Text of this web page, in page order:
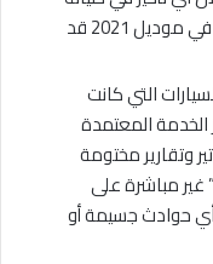
المحركات المتطورة أو الأنظمة الهيدروليكية في موديل 2021 قد
التي كانت
الخدمة المعتمدة
وتقارير مختومة
مباشرة على
حوادث جسيمة أو